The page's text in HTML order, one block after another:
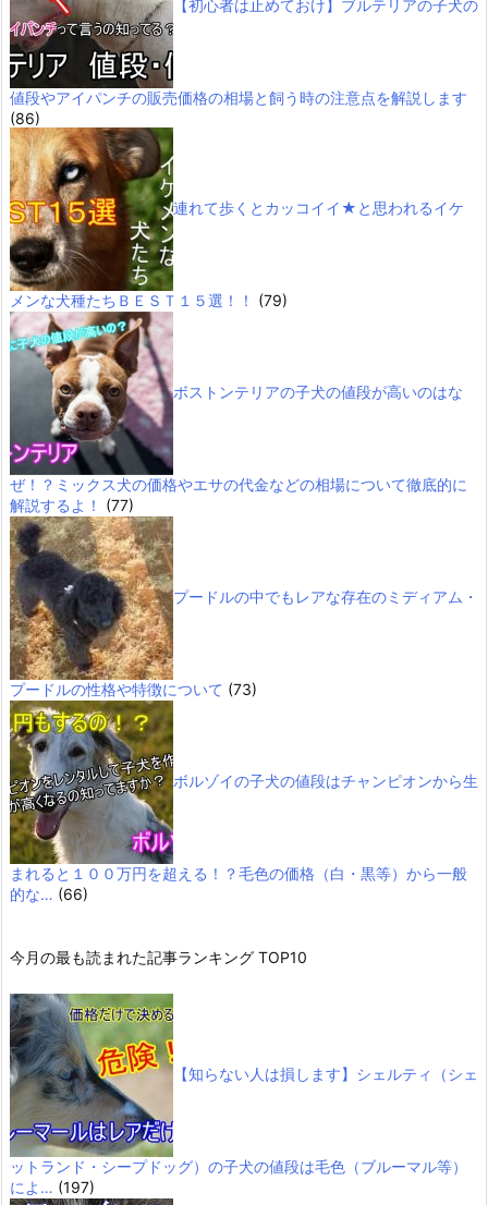
【初心者は止めておけ】ブルテリアの子犬の
値段やアイパンチの販売価格の相場と飼う時の注意点を解説します
(86)
連れて歩くとカッコイイ★と思われるイケ
メンな犬種たちＢＥＳＴ１５選！！ (79)
ボストンテリアの子犬の値段が高いのはな
ぜ！？ミックス犬の価格やエサの代金などの相場について徹底的に
解説するよ！
(77)
プードルの中でもレアな存在のミディアム・
プードルの性格や特徴について (73)
ボルゾイの子犬の値段はチャンピオンから生
まれると１００万円を超える！？毛色の価格（白・黒等）から一般
的な… (66)
今月の最も読まれた記事ランキング TOP10
【知らない人は損します】シェルティ（シェ
ットランド・シープドッグ）の子犬の値段は毛色（ブルーマル等）
によ… (197)